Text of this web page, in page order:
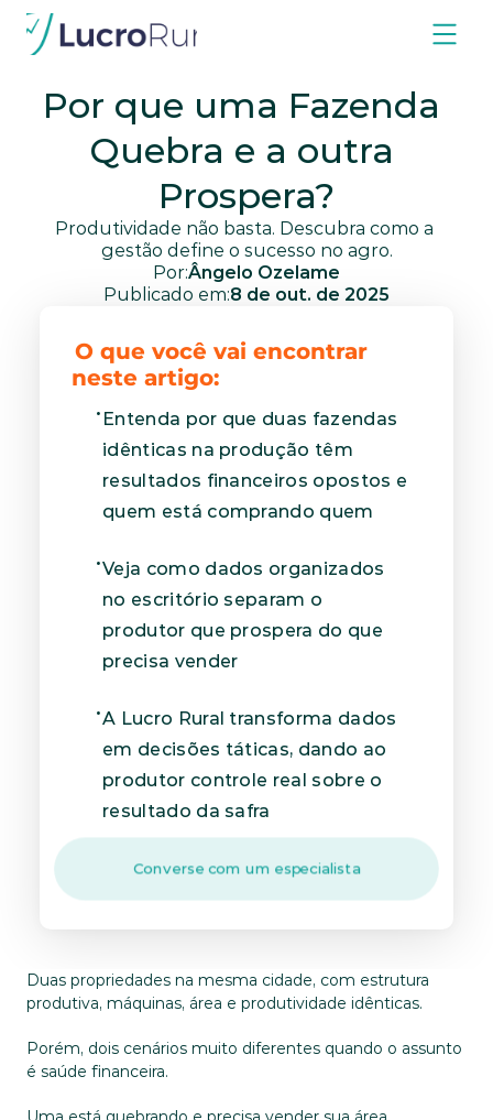
Por que uma Fazenda
Quebra e a outra
Prospera?
Produtividade não basta. Descubra como a
gestão define o sucesso no agro.
Por:Ângelo Ozelame
Publicado em:8 de out. de 2025
O que você vai encontrar
neste artigo:
Entenda por que duas fazendas
idênticas na produção têm
resultados financeiros opostos e
quem está comprando quem
Veja como dados organizados
no escritório separam o
produtor que prospera do que
precisa vender
A Lucro Rural transforma dados
em decisões táticas, dando ao
produtor controle real sobre o
resultado da safra
Converse com um especialista
Duas propriedades na mesma cidade, com estrutura
produtiva, máquinas, área e produtividade idênticas.
Porém, dois cenários muito diferentes quando o assunto
é saúde financeira.